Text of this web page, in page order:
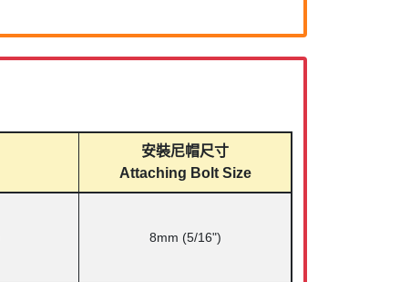
安裝尼帽尺寸
Attaching Bolt Size
8mm (5/16")